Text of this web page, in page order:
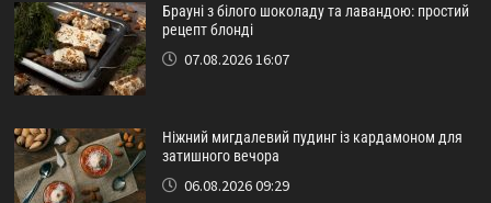
Брауні з білого шоколаду та лавандою: простий
рецепт блонді
07.08.2026 16:07
Ніжний мигдалевий пудинг із кардамоном для
затишного вечора
06.08.2026 09:29